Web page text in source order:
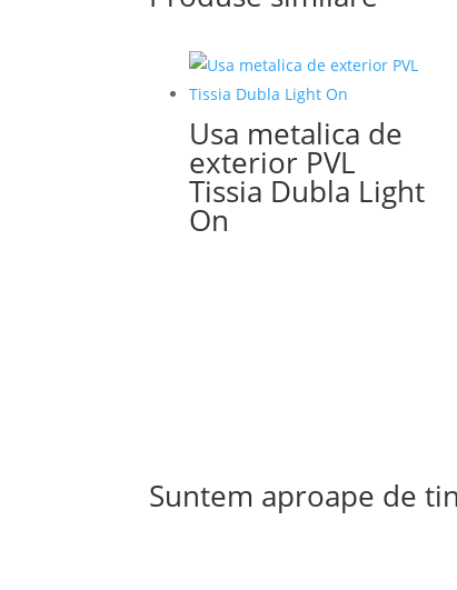
Usa metalica de
exterior PVL
Tissia Dubla Light
On
Suntem aproape de